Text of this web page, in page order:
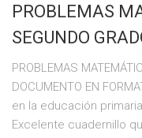
PROBLEMAS
SEGUNDO
PROBLEMAS
DOCUMENTO EN
en la educación
Excelente cuadernillo